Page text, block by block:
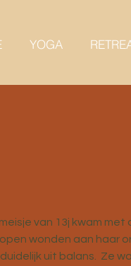
YOGA
van 13j kwam
wonden aan haar
uit balans.  Ze